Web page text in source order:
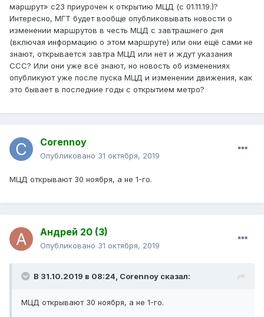
маршрут» с23 приурочен к открытию МЦД (с 01.11.19.)?
Интересно, МГТ будет вообще опубликовывать новости о
изменении маршрутов в честь МЦД с завтрашнего дня
(включая информацию о этом маршруте) или они ещё сами не
знают, открывается завтра МЦД или нет и ждут указания
ССС? Или они уже всё знают, но новость об изменениях
опубликуют уже после пуска МЦД и изменении движения, как
это бывает в последние годы с открытием метро?
Corennoy
Опубликовано 31 октября, 2019
МЦД открывают 30 ноября, а не 1-го.
Андрей 20 (3)
Опубликовано 31 октября, 2019
В 31.10.2019 в 08:24, Corennoy сказал:
МЦД открывают 30 ноября, а не 1-го.